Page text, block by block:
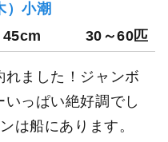
）小潮
30～60匹
れました！ジャンボ
っぱい絶好調でし
は船にあります。